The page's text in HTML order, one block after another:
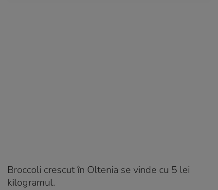
Broccoli crescut în Oltenia se vinde cu 5 lei
kilogramul.